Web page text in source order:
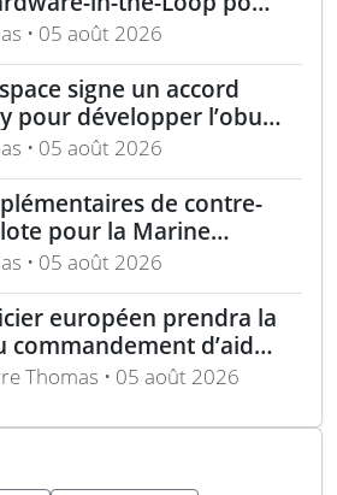
électro-optique IR
• 05 août 2026
signe un accord
pour développer l’obus
Sceptre
• 05 août 2026
de contre-
pour la Marine
• 05 août 2026
européen prendra la
commandement d’aide
à l’Ukraine d’ici un an
Thomas • 05 août 2026